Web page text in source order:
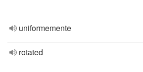
uniformemente
rotated